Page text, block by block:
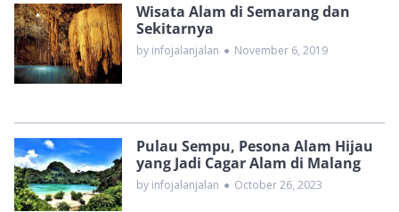
Wisata Alam di Semarang dan
Sekitarnya
by infojalanjalan ● November 6, 2019
Pulau Sempu, Pesona Alam Hijau
yang Jadi Cagar Alam di Malang
by infojalanjalan ● October 26, 2023